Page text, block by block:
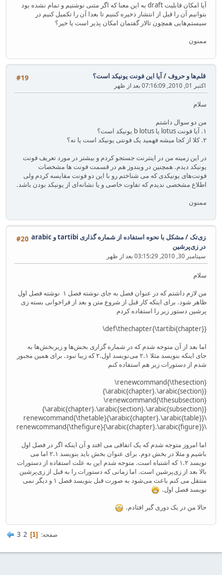
آیا امکان قابلیت draft به این معنا که اگر متنی نوشتیم و تمام نشده بود
بتوانیم آن را قبل از انتشار ذخیره کننیم تا بعدا آن را تکمیل کنیم در
سیستم‌هایی همچون تالار گفتمان امکان پذیر است یا خیر؟
ممنون
#19 قلم‌ها و حروف/آیا این فونت یونیکد است؟
اکتبر 01, 2010, 07:16:09 بعد از ظهر
سلام
من دو سوال داشتم
۱. آیا فونت lotus یا b lotus یونیکد است؟
۲. کلا از کجا میشه فهمید یک فونتی یونیکد است یا نه؟
در این زمینه من در اینترنت جستجو کردم و بیشتر در مورد تعریف فونت
یونیکد دیدم. همچنین در ویندوز هم در قسمت فونت ها مشخصات
فونت‌های یونیکدی که می شناختم رو با این دو فونت مقایسه کردم ولی
اطلاع مشخصی ندیدم که تفاوت خاصی و یا نشانه‌ای از یونیکد بودن باشد.
ممنون
#20 زی‌تک/
مشکل با نحوه استفاده از شماره گذاری tartibi و arabic
در زی‌پرشین
سپتامبر 30, 2010, 03:15:29 بعد از ظهر
سلام
من لازم داشتم که در عنوان فصل به جای نوشته فصل ۱ نوشته فصل اول
ظاهر شود. برای اینکه کار قبل از شروع متن و بعد از فراخوانی بسته زی
پرشین دستور زیر را استفاده کردم
‎‎‎‎‎‎\def\thechapter{‎\tartibi‎‎{chapter}}
اما بعد از آن متوجه شدم که در شماره گزاری بخش‌ها و زیربخش‌ها به
جای اینکه بنویسد مثلا ۲.۱ می‌نویسد اول.۲ که زیبا نبود. برای همین مجبور
شدم از دستورات زیر هم استفاده کنم
‎‎\renewcommand{\thesection}
{\arabic{chapter}.\arabic{section}}‎‎
‎\renewcommand{\thesubsection}
{\arabic{chapter}.\arabic{section}.\arabic{subsection}}‎‎
\renewcommand{\thetable}{\arabic{chapter}.\arabic{table}}
\renewcommand{\thefigure}{\arabic{chapter}.\arabic{figure}}
اما امروز متوجه شدم که یک اتفاقی می افتد و آن اینکه اگر در فصل اول
باشیم و مثلا در بخش دوم. برای عنوان بخش باید بنویسد ۲.۱ اما می
نویسد ۱.۲ که اشتباه است. متوجه شدم این به علت استفاده از دستورات
بالا بعد از زی‌پرشین است. اما زمانی که دستورات را به قبل از زی‌پرشین
منتقل می کنم باعث می‌شود به صورت قبل بنویسد فصل ۱ و دیگر نمی
نویسد فصل اول.
حالا من در یک دوری گیر افتادم.
صفحه 1
2
3